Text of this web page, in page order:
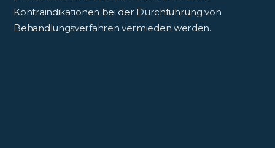
Kontraindikationen bei der Durchführung von
Behandlungsverfahren vermieden werden.